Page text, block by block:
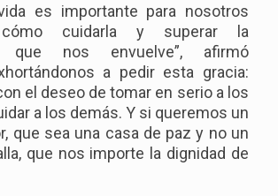
es importante para nosotros
cómo cuidarla y superar la
que nos envuelve”, afirmó
a pedir esta gracia:
el deseo de tomar en serio a los
a los demás. Y si queremos un
que sea una casa de paz y no un
que nos importe la dignidad de